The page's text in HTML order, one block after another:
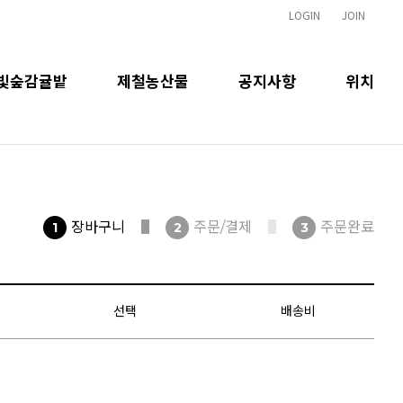
LOGIN JOIN
숲감귤밭 제철농산물 공지사항 위치
장바구니 주문/결제 주문완료
선택 배송비